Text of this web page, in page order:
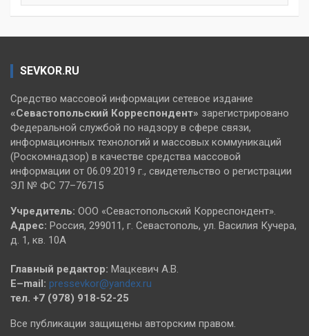
SEVKOR.RU
Средство массовой информации сетевое издание
«Севастопольский Корреспондент» зарегистрировано
Федеральной службой по надзору в сфере связи,
информационных технологий и массовых коммуникаций
(Роскомнадзор) в качестве средства массовой
информации от 06.09.2019 г., свидетельство о регистрации
ЭЛ № ФС 77–76715
Учредитель: ООО «Севастопольский Корреспондент».
Адрес: Россия, 299011, г. Севастополь, ул. Василия Кучера,
д. 1, кв. 10А
Главный редактор: Мацкевич А.В.
E–mail: pressevkor@yandex.ru
тел. +7 (978) 918-52-25
Все публикации защищены авторским правом.